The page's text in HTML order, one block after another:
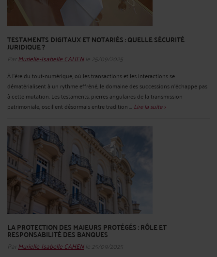
TESTAMENTS DIGITAUX ET NOTARIÉS : QUELLE SÉCURITÉ
JURIDIQUE ?
Par Murielle-Isabelle CAHENle 25/09/2025
À l’ère du tout-numérique, où les transactions et les interactions se
dématérialisent à un rythme effréné, le domaine des successions n’échappe pas
à cette mutation. Les testaments, pierres angulaires de la transmission
patrimoniale, oscillent désormais entre tradition ... Lire la suite >
LA PROTECTION DES MAJEURS PROTÉGÉS : RÔLE ET
RESPONSABILITÉ DES BANQUES
Par Murielle-Isabelle CAHENle 25/09/2025